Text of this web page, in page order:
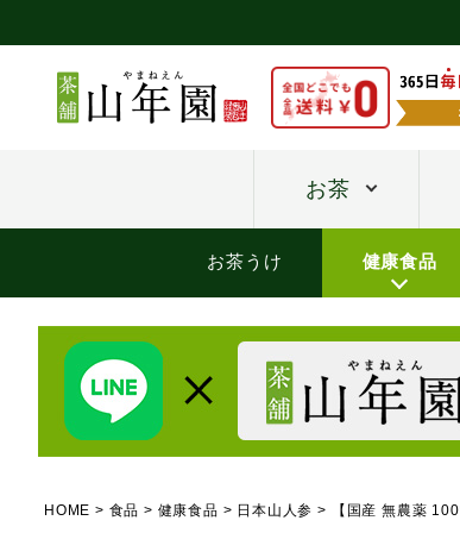
お茶
お茶うけ 健康食品
HOME 食品 健康食品 日本山人参 【国産 無農薬